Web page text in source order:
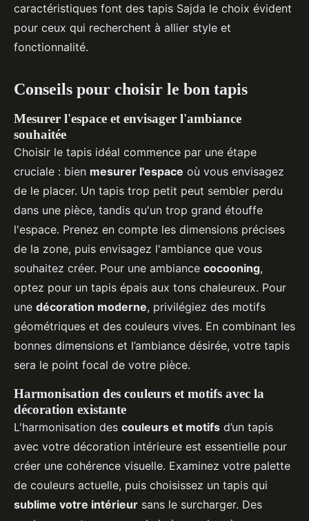
caractéristiques font des tapis Sajda le choix évident
pour ceux qui recherchent à allier style et
fonctionnalité.
Conseils pour choisir le bon tapis
Mesurer l'espace et envisager l'ambiance
souhaitée
Choisir le tapis idéal commence par une étape
cruciale : bien mesurer l'espace où vous envisagez
de le placer. Un tapis trop petit peut sembler perdu
dans une pièce, tandis qu'un trop grand étouffe
l'espace. Prenez en compte les dimensions précises
de la zone, puis envisagez l'ambiance que vous
souhaitez créer. Pour une ambiance cocooning,
optez pour un tapis épais aux tons chaleureux. Pour
une décoration moderne, privilégiez des motifs
géométriques et des couleurs vives. En combinant les
bonnes dimensions et l’ambiance désirée, votre tapis
sera le point focal de votre pièce.
Harmonisation des couleurs et motifs avec la
décoration existante
L'harmonisation des couleurs et motifs d’un tapis
avec votre décoration intérieure est essentielle pour
créer une cohérence visuelle. Examinez votre palette
de couleurs actuelle, puis choisissez un tapis qui
sublime votre intérieur sans le surcharger. Des